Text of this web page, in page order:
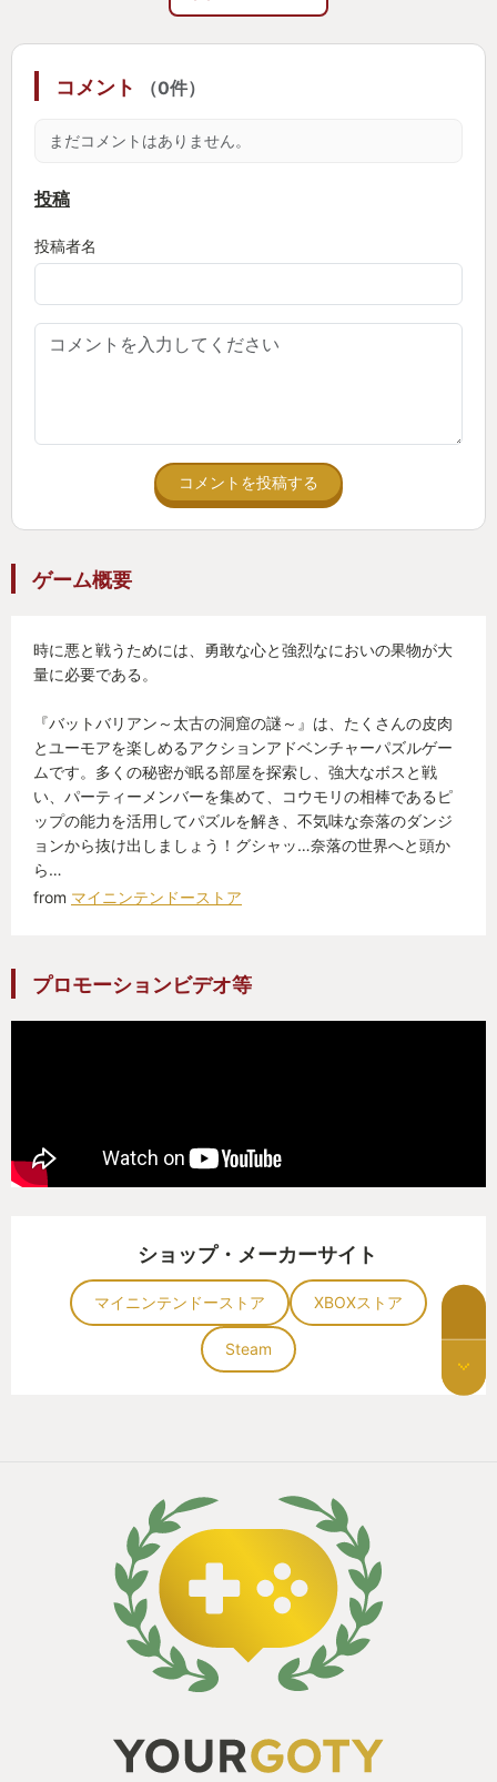
なり難易度は落ちるので、アクション苦手な人でも
頑張れるんじゃないだろうか。
バーバリアンというだけあってアクションは脳筋っ
この手のゲームではお馴染みの2段ジャンプとか、ロ
移動、ジャンプ、攻撃。以上。
わりにコウモリの方が特殊能力を手に入れて活躍す
る。これが戦闘にもパズルにもしっかり絡んでて面
パズルは頭を悩ませる難しさといいうよりアクショ
スレチックと言った方がいいかもしれない。
アイテムとエレメントの切り替え、方向を定めてア
イテムを投げる、そして移動とジャンプ、これらを
素早く行う必要があり忙しい。キーアサインが細か
く変えれるので、パズルを解くため一時的に変える
ということもあった。そこもアイデアを問われるパ
ズルの一部って感じでわたしは面白かったけど、こ
の操作の難しさは難点かもしれない。
隠し宝箱とかも多くて探索も楽しいし、ストーリー
もちゃんとしてて楽しめる。会話の受け答えで選択
分なりのバーバリアン像を作ってロールプレイして
みるのも面白いと思う。
アクション苦手な人にはちょっと厳しいかもしれな
いけど、この手のゲームが好きな人には是非お勧め
コメント （0件）
まだコメントはありません。
投稿
投稿者名
コメントを投稿する
ゲーム概要
時に悪と戦うためには、勇敢な心と強烈なにおいの果物が大
量に必要である。
『バットバリアン～太古の洞窟の謎～』は、たくさんの皮肉
とユーモアを楽しめるアクションアドベンチャーパズルゲー
ムです。多くの秘密が眠る部屋を探索し、強大なボスと戦
い、パーティーメンバーを集めて、コウモリの相棒であるピ
ップの能力を活用してパズルを解き、不気味な奈落のダンジ
ョンから抜け出しましょう！グシャッ…奈落の世界へと頭か
ら…
from マイニンテンドーストア
プロモーションビデオ等
ショップ・メーカーサイト
マイニンテンドーストア XBOXストア
Steam